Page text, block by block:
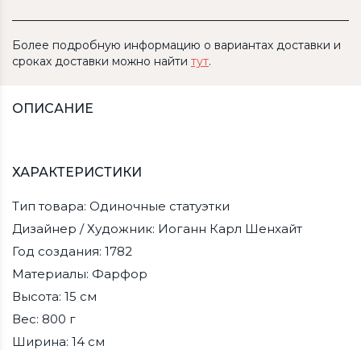
Более подробную информацию о вариантах доставки и
сроках доставки можно найти тут.
ОПИСАНИЕ
ХАРАКТЕРИСТИКИ
Тип товара: Одиночные статуэтки
Дизайнер / Художник: Иоганн Карл Шенхайт
Год создания: 1782
Материалы: Фарфор
Высота: 15 см
Вес: 800 г
Ширина: 14 см